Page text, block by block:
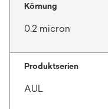
Körnung
0.2 micron
Produktserien
AUL